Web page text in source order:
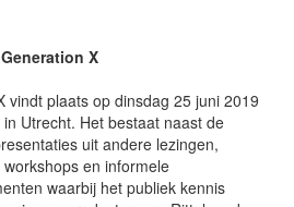
X
vindt plaats op dinsdag 25 juni 2019
Utrecht. Het bestaat naast de
uit andere lezingen,
en informele
waarbij het publiek kennis